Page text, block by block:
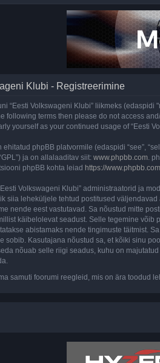
Klubi - Registreerimine
“Eesti Volkswageni Klubi” liikmeks
following terms then please do not access
yourself as your continued usage of “Eesti
phpBB platvormile (edaspidi “see”,
ja on allalaaditav siit: www.phpbb.com.
phpBB kohta leiad https://
Volkswageni Klubi” administraatorid ja
siia leheküljele tehtud postitused
nende eest vastutavad. Sa nõustud mitte
käibelolevat seadust. Selle tegemine
abistamaks nende tingimuste täitmist.
sobib. Kasutajana nõustud sa, et kõiki sinu
nõuab selle riigi seadus, kuhu on
samuti foorumi reegleid, mis on ära toodud